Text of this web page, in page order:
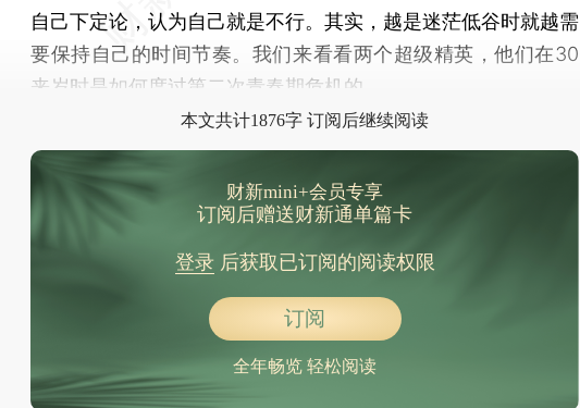
自己下定论，认为自己就是不行。其实，越是迷茫低谷时就越需
要保持自己的时间节奏。我们来看看两个超级精英，他们在30
来岁时是如何度过第二次青春期危机的。
本文共计1876字 订阅后继续阅读
财新mini+会员专享
订阅后赠送财新通单篇卡
登录后获取已订阅的阅读权限
订阅
全年畅览 轻松阅读